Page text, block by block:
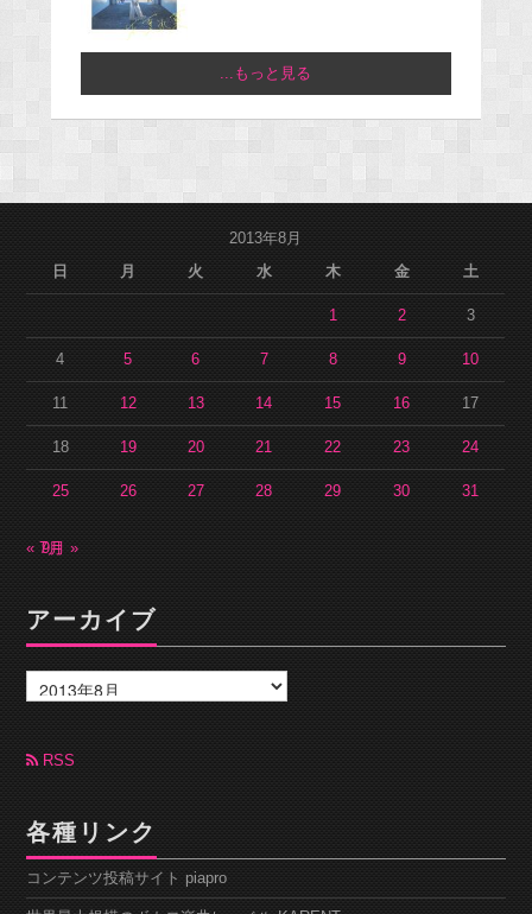
...もっと見る
2013年8月
日
月 火 水 木 金 土
1 2 3
4 5 6 7 8 9 10
11 12 13 14 15 16 17
18 19 20 21 22 23 24
25 26 27 28 29 30 31
« 7月9月 »
アーカイブ
ー
カ
ブ RSS
各種リンク
コンテンツ投稿サイト piapro